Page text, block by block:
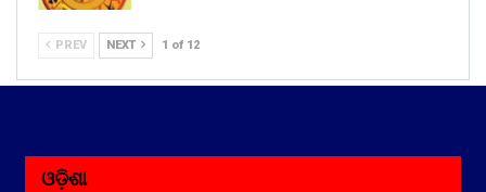
PREV NEXT 1 of 12
ଓଡ଼ିଶା